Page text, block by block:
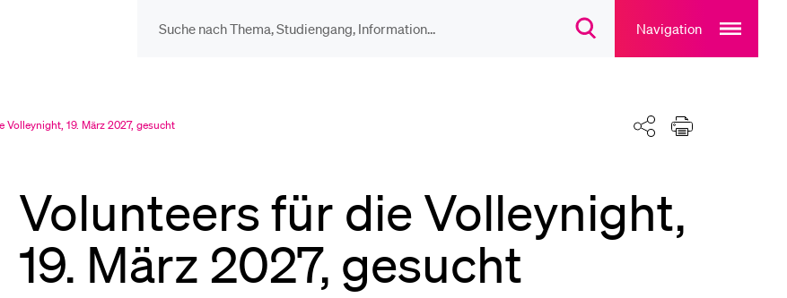
SuchdialogNavigation
main
navigation
Volleynight, 19. März 2027, gesucht Teilen Drucken
Volunteers für die Volleynight,
19. März 2027, gesucht
Schulklassen und
Studien­interessierte
Bibliothek
Sportangebot